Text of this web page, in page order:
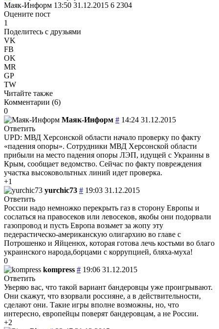
Маяк-Информ 13:50 31.12.2015 6 2304
Оцените пост
1
Поделитесь с друзьями
VK
FB
OK
MR
GP
TW
Читайте также
Комментарии (6)
0
Маяк-Информ # 14:24 31.12.2015
Ответить
UPD: МВД Херсонской области начало проверку по факту
«падения опоры». Сотрудники МВД Херсонской области
прибыли на место падения опоры ЛЭП, идущей с Украины в
Крым, сообщает ведомство. Сейчас по факту повреждения
участка высоковольтных линий идет проверка.
+1
yurchic73 # 19:03 31.12.2015
Ответить
России надо немножко перекрыть газ в сторону Европы и
сослаться на правосеков или левосеков, якобы они подорвали
газопровод и пусть Европа возьмет за жопу эту
педерастическо-американскую олигархию во главе с
Потрошенко и Яйценюх, которая готова лечь костьми во благо
украинского народа,борцами с коррупцией, бляха-муха!
0
kompress # 19:06 31.12.2015
Ответить
Уверяю вас, что такой вариант бандеровцы уже проигрывают.
Они скажут, что взорвали россияне, а в действительности,
сделают они. Такие игры вполне возможны, но, что
интересно, европейцы поверят бандеровцам, а не России.
+2